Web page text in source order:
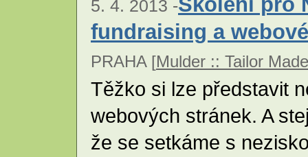
5. 4. 2013 -
fundraising a
PRAHA [Mulder :: Tailor
Těžko si lze představit
webových stránek. A
že se setkáme s